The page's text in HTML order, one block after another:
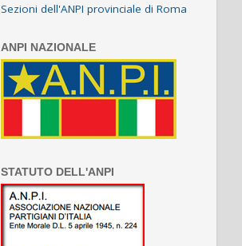
Sezioni dell'ANPI provinciale di Roma
ANPI NAZIONALE
STATUTO DELL'ANPI